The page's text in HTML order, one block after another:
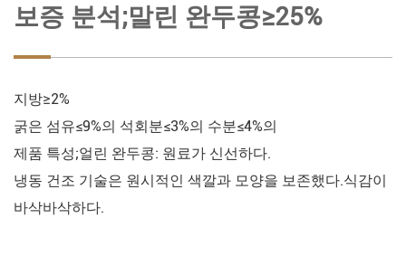
보증 분석;말린 완두콩≥25%
지방≥2%
굵은 섬유≤9%의 석회분≤3%의 수분≤4%의
제품 특성;얼린 완두콩: 원료가 신선하다.
냉동 건조 기술은 원시적인 색깔과 모양을 보존했다.식감이
바삭바삭하다.